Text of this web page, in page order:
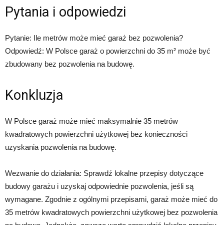
Pytania i odpowiedzi
Pytanie: Ile metrów może mieć garaż bez pozwolenia?
Odpowiedź: W Polsce garaż o powierzchni do 35 m² może być
zbudowany bez pozwolenia na budowę.
Konkluzja
W Polsce garaż może mieć maksymalnie 35 metrów
kwadratowych powierzchni użytkowej bez konieczności
uzyskania pozwolenia na budowę.
Wezwanie do działania: Sprawdź lokalne przepisy dotyczące
budowy garażu i uzyskaj odpowiednie pozwolenia, jeśli są
wymagane. Zgodnie z ogólnymi przepisami, garaż może mieć do
35 metrów kwadratowych powierzchni użytkowej bez pozwolenia